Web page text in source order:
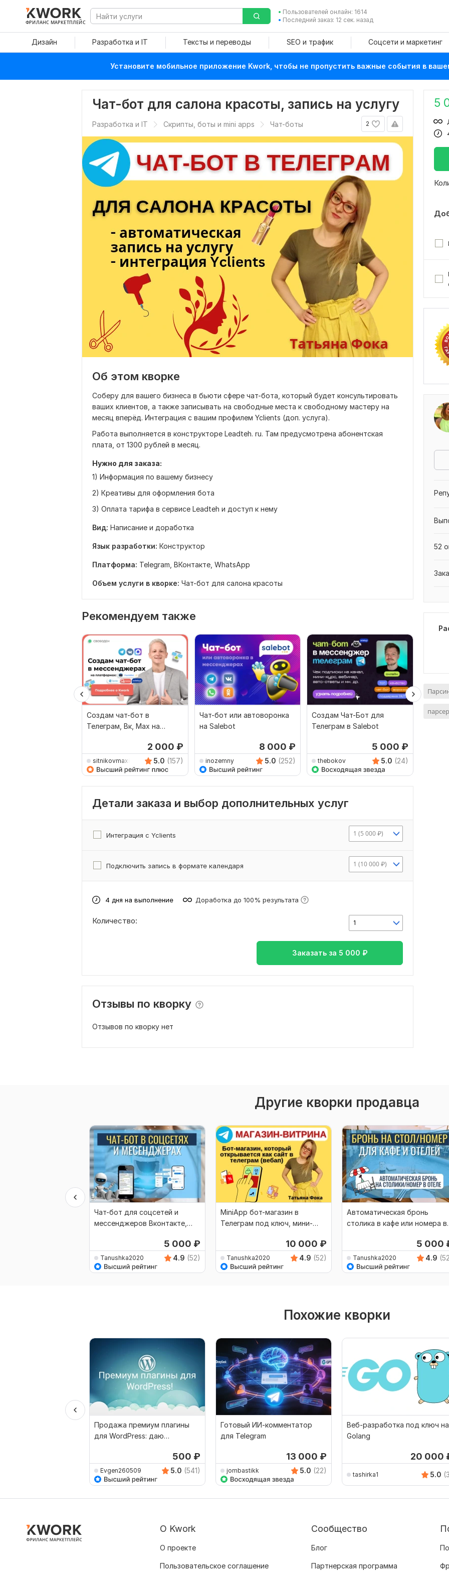
ФРИЛАНС МАРКЕТПЛЕЙС
Пользователей онлайн: 1614
Последний заказ: 12 сек. назад
Дизайн Разработка и IT Тексты и переводы SEO и трафик Соцсети и маркетинг
Установите мобильное приложение Kwork, чтобы не пропустить важные события в
Чат-бот для салона красоты, запись на услугу
2
Разработка и IT Скрипты, боты и mini apps Чат-боты
Об этом кворке
Соберу для вашего бизнеса в бьюти сфере чат-бота, который будет консультировать
ваших клиентов, а также записывать на свободные места к свободному мастеру на
месяц вперёд. Интеграция с вашим профилем Yclients (доп. услуга).
Работа выполняется в конструкторе Leadteh. ru. Там предусмотрена абонентская
плата, от 1300 рублей в месяц.
Нужно для заказа:
1) Информация по вашему бизнесу
2) Креативы для оформления бота
3) Оплата тарифа в сервисе Leadteh и доступ к нему
Вид: Написание и доработка
Язык разработки: Конструктор
Платформа: Telegram, ВКонтакте, WhatsApp
Объем услуги в кворке: Чат-бот для салона красоты
Рекомендуем также
Создам чат-бот в
Телеграм, Вк, Max на
2 000 ₽
sitnikovmaxim 5.0 (157)
Чат-бот или автоворонка
на Salebot
8 000 ₽
inozemny 5.0 (252)
Создам Чат-Бот для
Телеграм в Salebot
5 000 ₽
thebokov 5.0 (24)
Чат-
Детали заказа и выбор дополнительных услуг
Интеграция с Yclients 1 (5 000 ₽)
Подключить запись в формате календаря 1 (10 000 ₽)
4 дня на выполнение Доработка до 100% результата
1
Количество:
Заказать за 5 000 ₽
Отзывы по кворку
Отзывов по кворку нет
5
52
Другие кворки продавца
Чат-бот для соцсетей и
мессенджеров Вконтакте,
5 000 ₽
Tanushka2020 4.9 (52)
MiniApp бот-магазин в
Телеграм под ключ, мини-
10 000 ₽
Tanushka2020 4.9 (52)
Автоматическая бронь
столика в кафе или номера в
5 000
Tanushka2020 4.9
Похожие кворки
Продажа премиум плагины
для WordPress: даю
500 ₽
Evgen260509 5.0 (541)
Готовый ИИ-комментатор
для Telegram
13 000 ₽
jombastikk 5.0 (22)
Веб-разработка под ключ на
Golang
20 000
tashirka1 5.0
О Kwork
О проекте
Пользовательское соглашение
Сообщество
Блог
Партнерская программа